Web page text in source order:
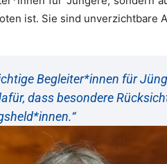
ist. Sie sind unverzichtbare
Begleiter*innen für
dass besondere